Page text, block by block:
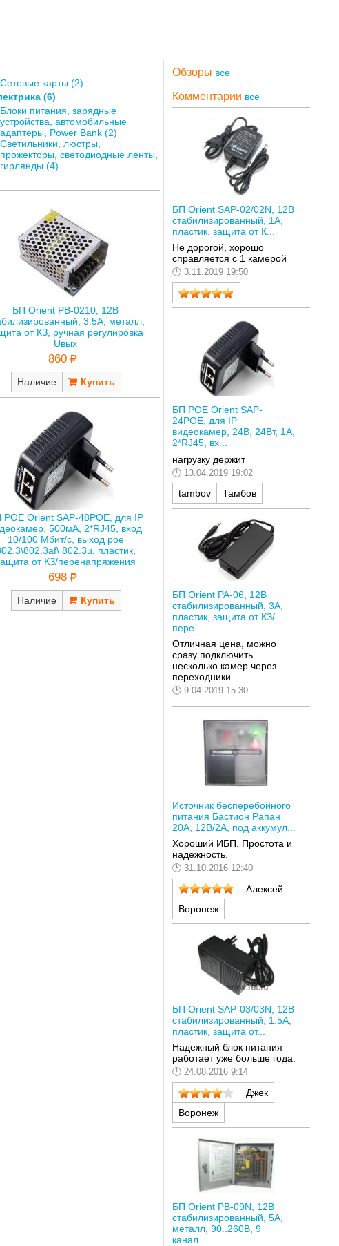
Сетевые карты (2)
(6)
Блоки питания, зарядные
устройства, автомобильные
адаптеры, Power Bank (2)
Светильники, люстры,
прожекторы, светодиодные ленты,
гирлянды (4)
БП Orient PB-0210, 12В
3.5А, металл,
от КЗ, ручная регулировка
Uвых
860
Наличие
POE Orient SAP-48POE, для IP
500мА, 2*RJ45, вход
10/100 Мбит/с, выход poe
802.3u, пластик,
от КЗ/перенапряжения
698
Наличие
Обзоры все
Комментарии все
БП Orient SAP-02/02N, 12В
стабилизированный, 1А,
пластик, защита от К...
Не дорогой, хорошо
справляется с 1 камерой
3.11.2019 19:50
БП POE Orient SAP-
24POE, для IP
видеокамер, 24В, 24Вт, 1А,
2*RJ45, вх...
нагрузку держит
13.04.2019 19:02
tambov Тамбов
БП Orient PA-06, 12В
стабилизированный, 3А,
пластик, защита от КЗ/
пере...
Отличная цена, можно
сразу подключить
несколько камер через
переходники.
9.04.2019 15:30
Источник бесперебойного
питания Бастион Рапан
20А, 12В/2А, под аккумул...
Хороший ИБП. Простота и
надежность.
31.10.2016 12:40
Алексей
Воронеж
БП Orient SAP-03/03N, 12В
стабилизированный, 1.5А,
пластик, защита от...
Надежный блок питания
работает уже больше года.
24.08.2016 9:14
Джек
Воронеж
БП Orient PB-09N, 12В
стабилизированный, 5А,
металл, 90..260В, 9
канал...